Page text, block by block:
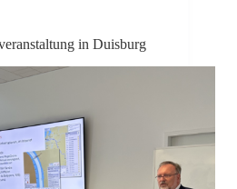
in Duisburg